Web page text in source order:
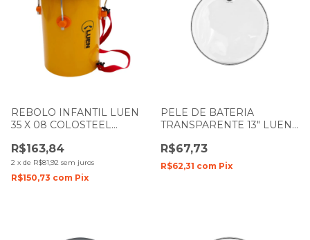
REBOLO INFANTIL LUEN
35 X 08 COLOSTEEL
91016AM
R$163,84
2 x de R$81,92 sem juros
R$150,73 com Pix
PELE DE BATERIA
TRANSPARENTE 13" LUEN
DUPLO
R$67,73
R$62,31 com Pix